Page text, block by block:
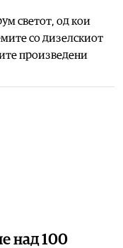
светот, од кои
со дизелскиот
произведени
над 100